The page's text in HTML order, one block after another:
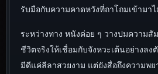
รับมือกับความคาดหวังที่ถาโถมเข้ามา
ระหว่างทาง หนังค่อย ๆ วางปมความ
ชีวิตจริงให้เชื่อมกับจังหวะเต้นอย่างล
มีดีแค่ลีลาสวยงาม แต่ยังสื่อถึงความพ